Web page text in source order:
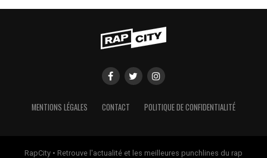
MENTIONS LÉGALES CONTACT POLITIQUE DE CONFIDENTIALITÉ
RapCity • Retrouve l'actualité et les meilleures punchlines du rap